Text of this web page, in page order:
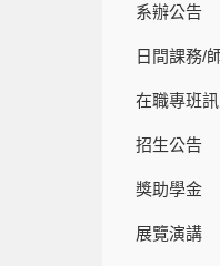
系辦公告
日間課務/
在職專班
招生公告
獎助學金
展覽演講